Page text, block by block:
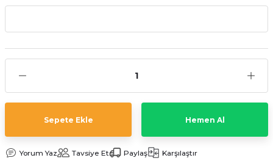
Sepete Ekle Hemen Al
Yorum Yaz Tavsiye Et Paylaş Karşılaştır